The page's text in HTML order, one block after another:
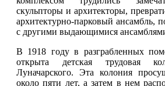
скульпторы и архитекторы,
архитектурно-парковый ансамбль,
с другими выдающимися
В 1918 году в разграбленных
открыта детская трудовая
Луначарского. Эта колония
около пяти лет, а затем в нем